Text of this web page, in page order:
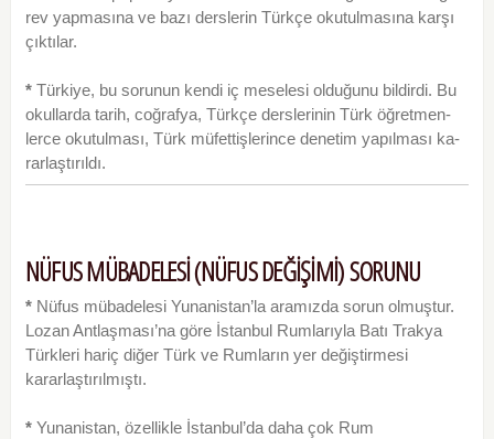
rev yapmasına ve bazı derslerin Türkçe okutulmasına karşı
çıktılar.
* Türkiye, bu sorunun kendi iç meselesi olduğunu bildirdi. Bu
okullarda tarih, coğrafya, Türkçe derslerinin Türk öğretmen­
lerce okutulması, Türk müfettişlerince denetim yapılması ka­
rarlaştırıldı.
NÜFUS MÜBADELESİ (NÜFUS DEĞİŞİMİ) SORUNU
* Nüfus mübadelesi Yunanistan’la aramızda sorun olmuştur.
Lozan Antlaşması’na göre İstanbul Rumlarıyla Batı Trakya
Türkleri hariç diğer Türk ve Rumların yer değiştirmesi
kararlaştırılmıştı.
* Yunanistan, özellikle İstanbul’da daha çok Rum